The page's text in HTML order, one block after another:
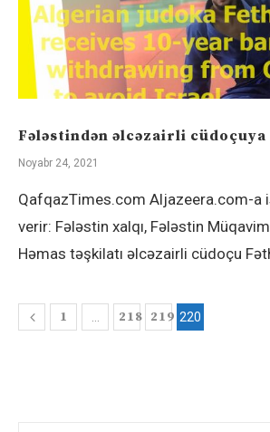
Fələstindən əlcəzairli cüdoçuya
Noyabr 24, 2021
QafqazTimes.com Aljazeera.com-a
verir: Fələstin xalqı, Fələstin
Həmas təşkilatı əlcəzairli cüdoçu
1 218 219 220